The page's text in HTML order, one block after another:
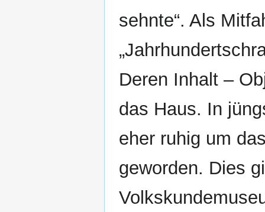
sehnte“. Als
Deren Inhalt –
das Haus. In
eher ruhig um
geworden. Dies